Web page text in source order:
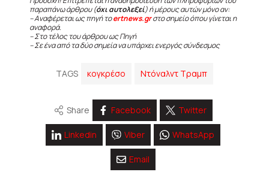
παραπάνω άρθρου (όχι αυτολεξεί) ή μέρους αυτών μόνο αν:
– Αναφέρεται ως πηγή τοertnews.grστο σημείο όπου γίνεται η
αναφορά.
– Στο τέλος του άρθρου ως Πηγή
– Σε ένα από τα δύο σημεία να υπάρχει ενεργός σύνδεσμος
TAGS κογκρέσο Ντόναλντ Τραμπ
Share Facebook Twitter
Linkedin Viber WhatsApp
Email